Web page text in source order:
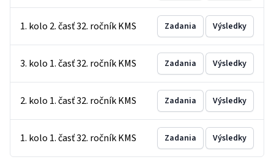
1. kolo 2. časť 32. ročník KMS Zadania Výsledky
3. kolo 1. časť 32. ročník KMS Zadania Výsledky
2. kolo 1. časť 32. ročník KMS Zadania Výsledky
1. kolo 1. časť 32. ročník KMS Zadania Výsledky